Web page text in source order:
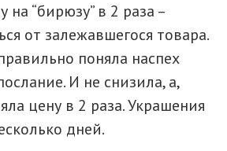
“бирюзу” в 2 раза –
от залежавшегося товара.
поняла наспех
И не снизила, а,
цену в 2 раза. Украшения
дней.